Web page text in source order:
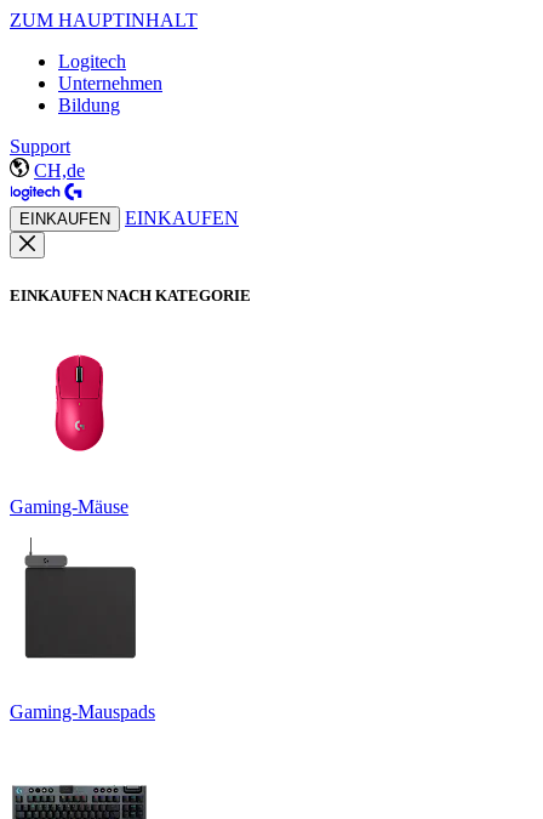
ZUM HAUPTINHALT
Logitech
Unternehmen
Bildung
Support
CH,de
EINKAUFEN EINKAUFEN
EINKAUFEN NACH KATEGORIE
Gaming-Mäuse
Gaming-Mauspads